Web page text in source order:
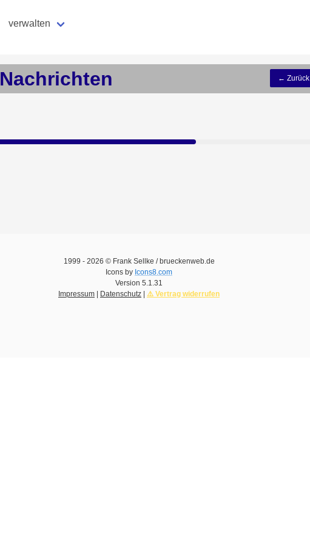
verwalten
Nachrichten ← Zurück
1999 - 2026 © Frank Sellke / brueckenweb.de
Icons by Icons8.com
Version 5.1.31
Impressum
Datenschutz ⚠️ Vertrag widerrufen